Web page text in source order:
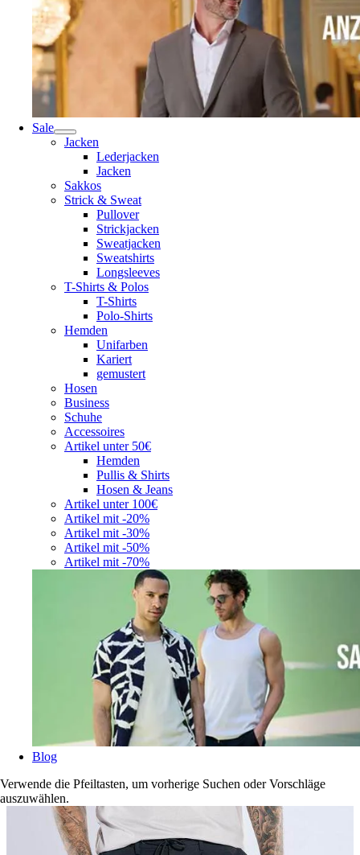
Sale
Jacken
Lederjacken
Jacken
Sakkos
Strick & Sweat
Pullover
Strickjacken
Sweatjacken
Sweatshirts
Longsleeves
T-Shirts & Polos
T-Shirts
Polo-Shirts
Hemden
Unifarben
Kariert
gemustert
Hosen
Business
Schuhe
Accessoires
Artikel unter 50€
Hemden
Pullis & Shirts
Hosen & Jeans
Artikel unter 100€
Artikel mit -20%
Artikel mit -30%
Artikel mit -50%
Artikel mit -70%
Blog
Verwende die Pfeiltasten, um vorherige Suchen oder Vorschläge
auszuwählen.